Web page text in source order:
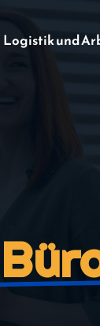
Logistik und